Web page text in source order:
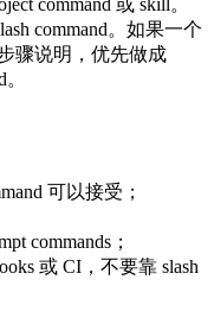
command。如果一个
骤说明，优先做成
可以接受；
commands；
或 CI，不要靠 slash